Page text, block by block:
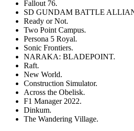
Fallout 76.
SD GUNDAM BATTLE
Ready or Not.
Two Point Campus.
Persona 5 Royal.
Sonic Frontiers.
NARAKA: BLADEPOINT.
Raft.
New World.
Construction Simulator.
Across the Obelisk.
F1 Manager 2022.
Dinkum.
The Wandering Village.